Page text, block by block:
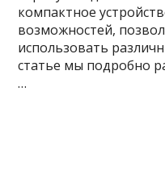
компактное
возможностей,
использовать
статье мы подробно
…